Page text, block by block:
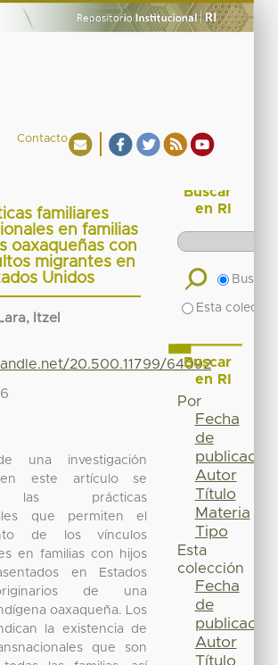
Contacto
familiares
en familias
oaxaqueñas con
migrantes en
Unidos
Itzel
20.500.11799/64092
una investigación
en este artículo se
las prácticas
que permiten el
de los vínculos
en familias con hijos
en Estados
de una
oaxaqueña. Los
la existencia de
que son
Buscar
en RI
Buscar
Esta
Buscar
en RI
Por
Fecha
de
publicación
Autor
Título
Materia
Tipo
Esta
colección
Fecha
de
publicación
Autor
Título